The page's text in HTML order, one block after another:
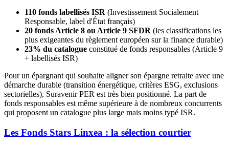
110 fonds labellisés ISR (Investissement Socialement
Responsable, label d'État français)
20 fonds Article 8 ou Article 9 SFDR (les classifications les
plus exigeantes du règlement européen sur la finance durable)
23% du catalogue constitué de fonds responsables (Article 9
+ labellisés ISR)
Pour un épargnant qui souhaite aligner son épargne retraite avec une
démarche durable (transition énergétique, critères ESG, exclusions
sectorielles), Suravenir PER est très bien positionné. La part de
fonds responsables est même supérieure à de nombreux concurrents
qui proposent un catalogue plus large mais moins typé ISR.
Les Fonds Stars Linxea : la sélection courtier